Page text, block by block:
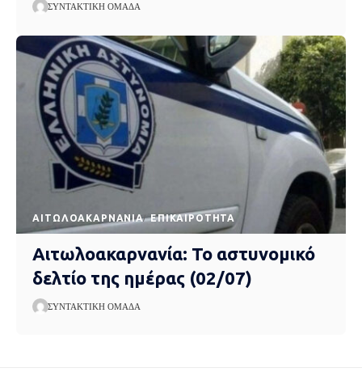
ΣΥΝΤΑΚΤΙΚΉ ΟΜΆΔΑ
AΙΤΩΛΟΑΚΑΡΝΑΝΊΑ EΠΙΚΑΙΡΌΤΗΤΑ
Αιτωλοακαρνανία: Το αστυνομικό
δελτίο της ημέρας (02/07)
ΣΥΝΤΑΚΤΙΚΉ ΟΜΆΔΑ